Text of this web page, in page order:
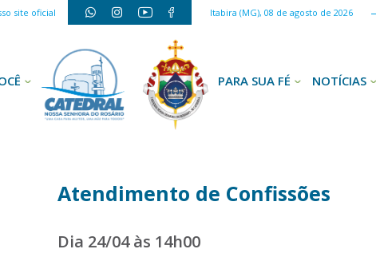
site oficial Itabira (MG), 08 de agosto de 2026
PARA SUA FÉ NOTÍCIAS
Atendimento de Confissões
Dia 24/04 às 14h00